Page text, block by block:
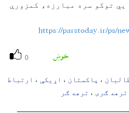
يي توکو سره مبارزه، کمزورې
https://parstoday.ir/ps/
0 خوښ
، پاکستان ، اړیکې ، ارتباط
ترهه ګری ، ترهه ګر